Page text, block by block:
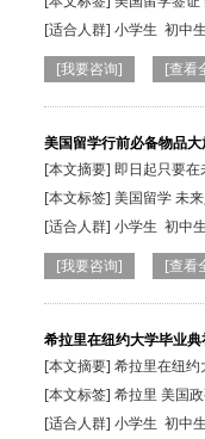
[适合人群] 小学生 初中生
[我要咨询]
[查看
美国留学行前必备物品大
[本文摘要] 即日起只要
留学行前必…
[本文标签] 美国留学 未
留学
[适合人群] 小学生 初中生
[我要咨询]
[查看
希拉里在纽约大学毕业典
[本文摘要] 希拉里在纽
一个人都是…
[本文标签] 希拉里 美国
[适合人群] 小学生 初中生